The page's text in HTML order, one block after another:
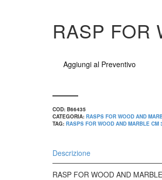
RASP FOR
Aggiungi al Preventivo
COD: B66435
CATEGORIA: RASPS FOR WOOD AND
TAG: RASPS FOR WOOD AND MARBLE CM
Descrizione
RASP FOR WOOD AND